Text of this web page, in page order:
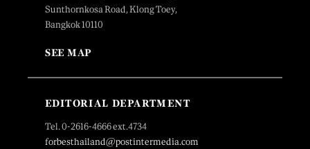
Sunthornkosa Road, Klong Toey,
Bangkok 10110
SEE MAP
EDITORIAL DEPARTMENT
Tel. 0-2616-4666 ext.4734
forbesthailand@postintermedia.com